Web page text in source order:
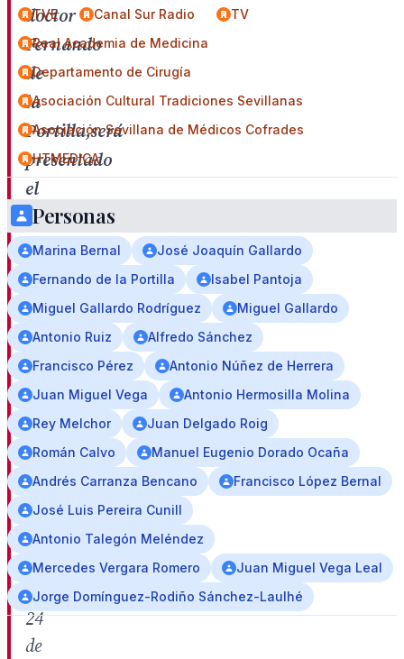
doctor
Fernando
de
la
Portilla,será
presentado
el
24
de
marzo
en
el
Ateneo
de
Sevilla
El
próximo
martes
día
24
de
TVE Canal Sur Radio
TV
Real Academia de Medicina
Departamento de Cirugía
Asociación Cultural Tradiciones Sevillanas
Asociación Sevillana de Médicos Cofrades
HTMEDICA
Personas
Marina Bernal
José Joaquín Gallardo
Fernando de la Portilla
Isabel Pantoja
Miguel Gallardo Rodríguez
Miguel Gallardo
Antonio Ruiz
Alfredo Sánchez
Francisco Pérez
Antonio Núñez de Herrera
Juan Miguel Vega
Antonio Hermosilla Molina
Rey Melchor
Juan Delgado Roig
Román Calvo
Manuel Eugenio Dorado Ocaña
Andrés Carranza Bencano
Francisco López Bernal
José Luis Pereira Cunill
Antonio Talegón Meléndez
Mercedes Vergara Romero
Juan Miguel Vega Leal
Jorge Domínguez-Rodiño Sánchez-Laulhé